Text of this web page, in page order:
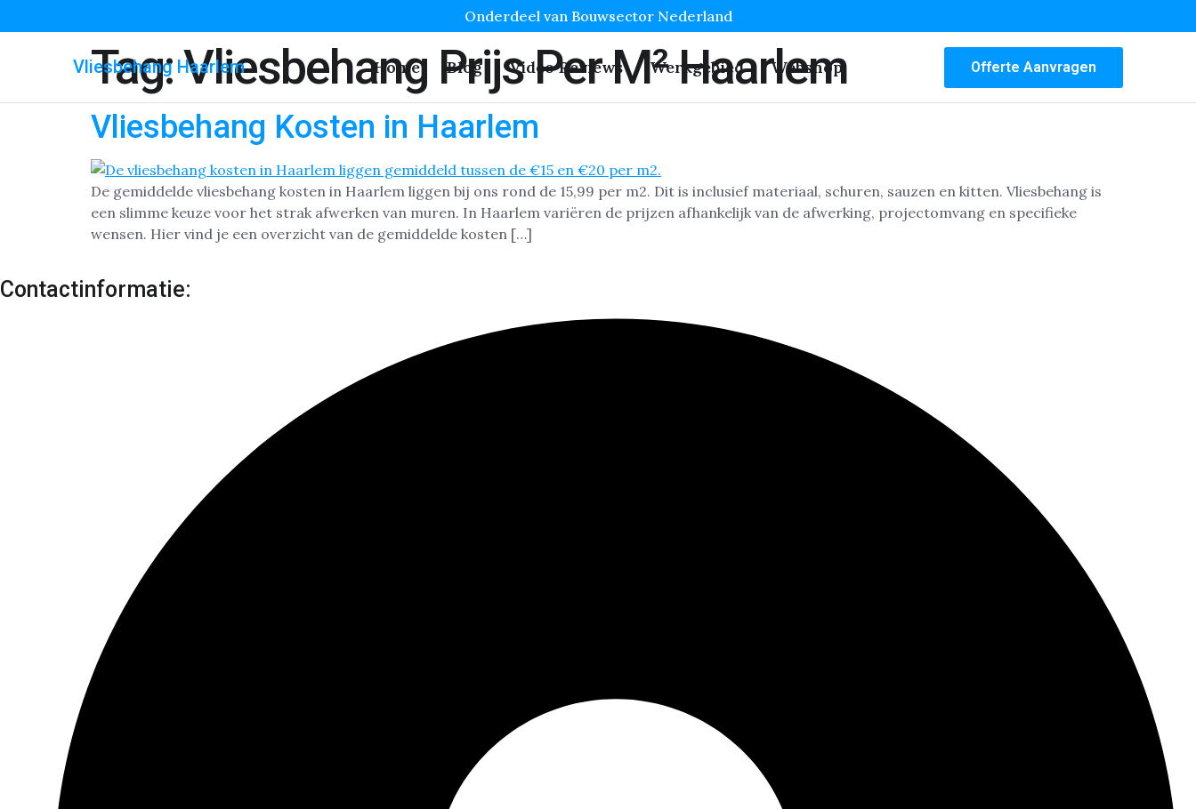
Onderdeel van Bouwsector Nederland
Vliesbehang Haarlem Home Blog Video Reviews Werkgebied Webshop Offerte Aanvragen
Tag:Vliesbehang Prijs Per M² Haarlem
Vliesbehang Kosten in Haarlem
De gemiddelde vliesbehang kosten in Haarlem liggen bij ons rond de 15,99 per m2. Dit is inclusief materiaal, schuren, sauzen en kitten. Vliesbehang is
een slimme keuze voor het strak afwerken van muren. In Haarlem variëren de prijzen afhankelijk van de afwerking, projectomvang en specifieke
wensen. Hier vind je een overzicht van de gemiddelde kosten […]
Contactinformatie: